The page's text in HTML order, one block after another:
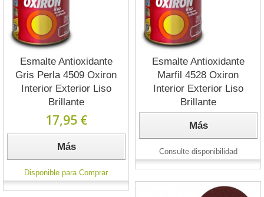
Esmalte Antioxidante
Gris Perla 4509 Oxiron
Interior Exterior Liso
Brillante
17,95 €
Más
Disponible para Comprar
Esmalte Antioxidante
Marfil 4528 Oxiron
Interior Exterior Liso
Brillante
Más
Consulte disponibilidad